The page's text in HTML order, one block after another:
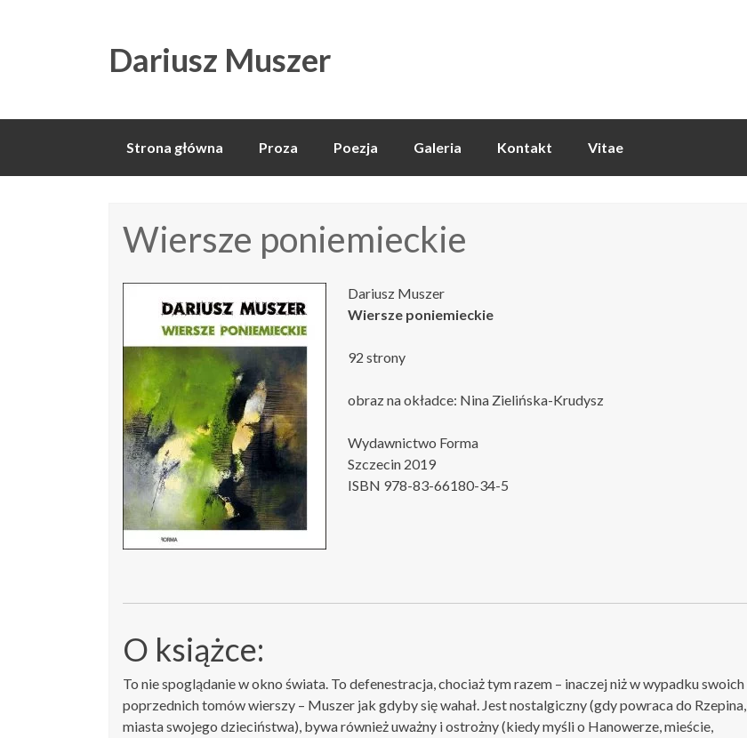
Dariusz Muszer
Skip
Strona główna Proza Poezja Galeria Kontakt Vitae
Wiersze poniemieckie
Dariusz Muszer
Wiersze poniemieckie
92 strony
obraz na okładce: Nina Zielińska-Krudysz
Wydawnictwo Forma
Szczecin 2019
ISBN 978-83-66180-34-5
O książce:
To nie spoglądanie w okno świata. To defenestracja, chociaż tym razem – inaczej niż w wypadku swoich
poprzednich tomów wierszy – Muszer jak gdyby się wahał. Jest nostalgiczny (gdy powraca do Rzepina,
miasta swojego dzieciństwa), bywa również uważny i ostrożny (kiedy myśli o Hanowerze, mieście,